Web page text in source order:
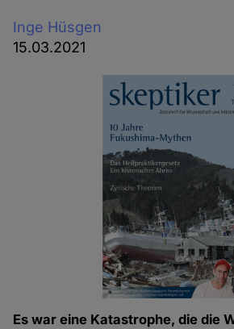
Inge Hüsgen
15.03.2021
Es war eine Katastrophe, die die